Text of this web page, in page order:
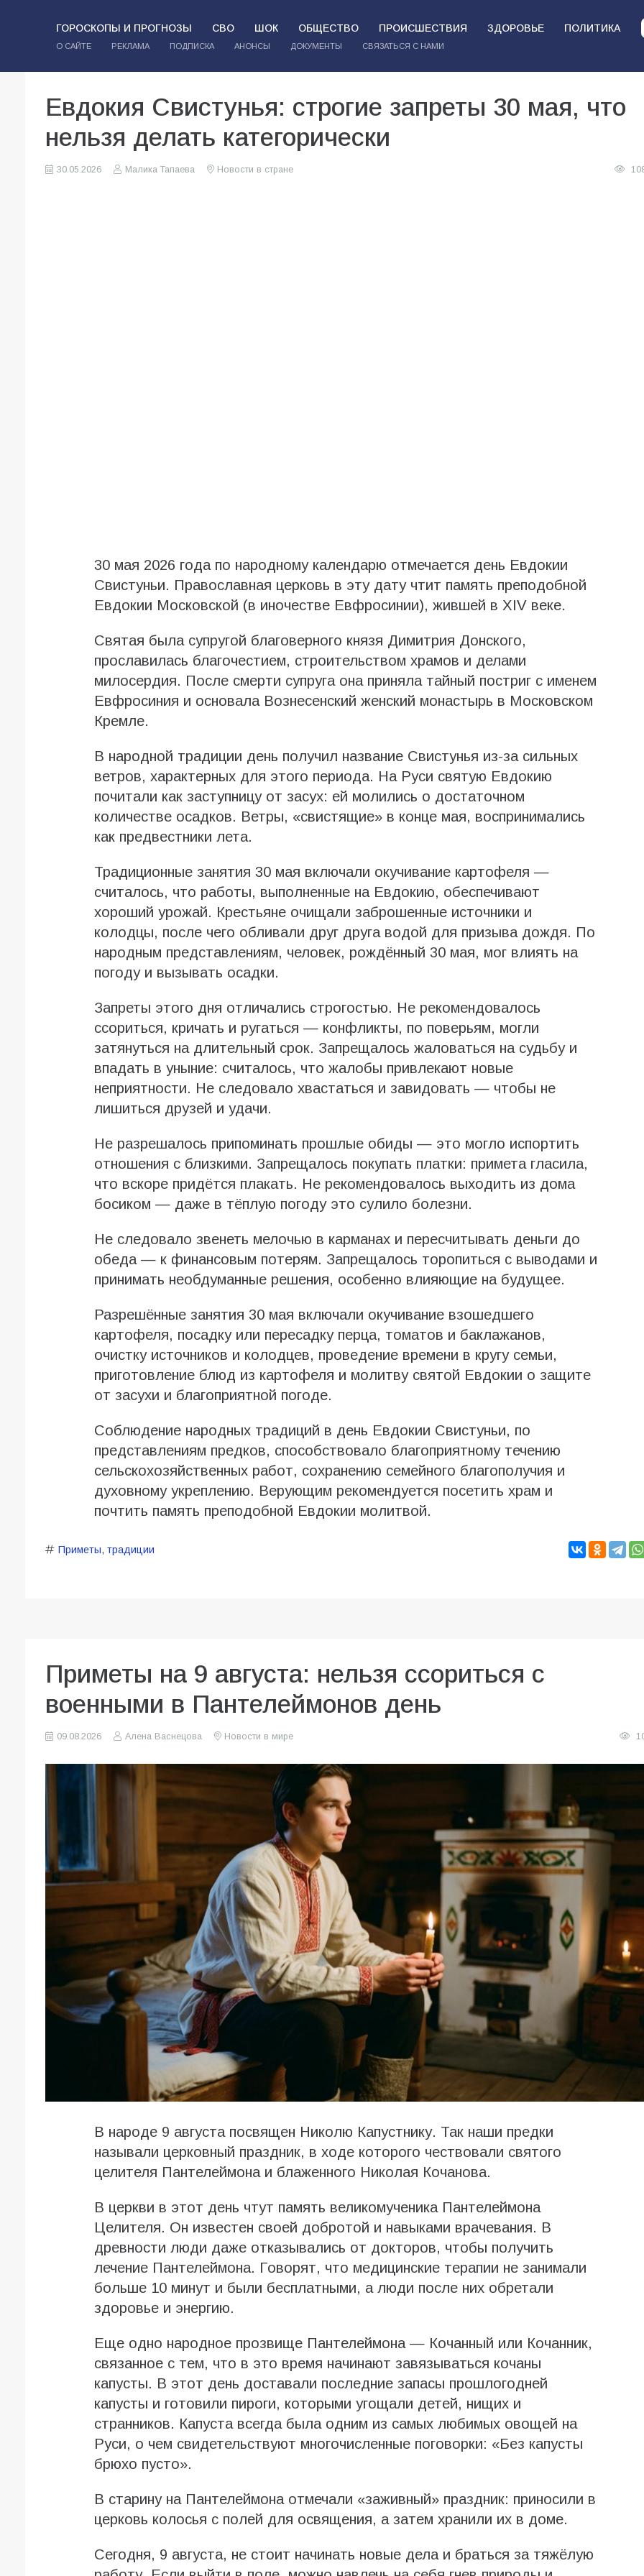
ГОРОСКОПЫ И ПРОГНОЗЫ СВО ШОК ОБЩЕСТВО ПРОИСШЕСТВИЯ ЗДОРОВЬЕ ПОЛИТИКА
О САЙТЕ РЕКЛАМА ПОДПИСКА АНОНСЫ ДОКУМЕНТЫ СВЯЗАТЬСЯ С НАМИ
Евдокия Свистунья: строгие запреты 30 мая, что
нельзя делать категорически
30.05.2026 Малика Тапаева Новости в стране
30 мая 2026 года по народному календарю отмечается день Евдокии
Свистуньи. Православная церковь в эту дату чтит память преподобной
Евдокии Московской (в иночестве Евфросинии), жившей в XIV веке.
Святая была супругой благоверного князя Димитрия Донского,
прославилась благочестием, строительством храмов и делами
милосердия. После смерти супруга она приняла тайный постриг с именем
Евфросиния и основала Вознесенский женский монастырь в Московском
Кремле.
В народной традиции день получил название Свистунья из-за сильных
ветров, характерных для этого периода. На Руси святую Евдокию
почитали как заступницу от засух: ей молились о достаточном
количестве осадков. Ветры, «свистящие» в конце мая, воспринимались
как предвестники лета.
Традиционные занятия 30 мая включали окучивание картофеля —
считалось, что работы, выполненные на Евдокию, обеспечивают
хороший урожай. Крестьяне очищали заброшенные источники и
колодцы, после чего обливали друг друга водой для призыва дождя. По
народным представлениям, человек, рождённый 30 мая, мог влиять на
погоду и вызывать осадки.
Запреты этого дня отличались строгостью. Не рекомендовалось
ссориться, кричать и ругаться — конфликты, по поверьям, могли
затянуться на длительный срок. Запрещалось жаловаться на судьбу и
впадать в уныние: считалось, что жалобы привлекают новые
неприятности. Не следовало хвастаться и завидовать — чтобы не
лишиться друзей и удачи.
Не разрешалось припоминать прошлые обиды — это могло испортить
отношения с близкими. Запрещалось покупать платки: примета гласила,
что вскоре придётся плакать. Не рекомендовалось выходить из дома
босиком — даже в тёплую погоду это сулило болезни.
Не следовало звенеть мелочью в карманах и пересчитывать деньги до
обеда — к финансовым потерям. Запрещалось торопиться с выводами и
принимать необдуманные решения, особенно влияющие на будущее.
Разрешённые занятия 30 мая включали окучивание взошедшего
картофеля, посадку или пересадку перца, томатов и баклажанов,
очистку источников и колодцев, проведение времени в кругу семьи,
приготовление блюд из картофеля и молитву святой Евдокии о защите
от засухи и благоприятной погоде.
Соблюдение народных традиций в день Евдокии Свистуньи, по
представлениям предков, способствовало благоприятному течению
сельскохозяйственных работ, сохранению семейного благополучия и
духовному укреплению. Верующим рекомендуется посетить храм и
почтить память преподобной Евдокии молитвой.
Приметы, традиции
Приметы на 9 августа: нельзя ссориться с
военными в Пантелеймонов день
09.08.2026 Алена Васнецова Новости в мире
В народе 9 августа посвящен Николю Капустнику. Так наши предки
называли церковный праздник, в ходе которого чествовали святого
целителя Пантелеймона и блаженного Николая Кочанова.
В церкви в этот день чтут память великомученика Пантелеймона
Целителя. Он известен своей добротой и навыками врачевания. В
древности люди даже отказывались от докторов, чтобы получить
лечение Пантелеймона. Говорят, что медицинские терапии не занимали
больше 10 минут и были бесплатными, а люди после них обретали
здоровье и энергию.
Еще одно народное прозвище Пантелеймона — Кочанный или Кочанник,
связанное с тем, что в это время начинают завязываться кочаны
капусты. В этот день доставали последние запасы прошлогодней
капусты и готовили пироги, которыми угощали детей, нищих и
странников. Капуста всегда была одним из самых любимых овощей на
Руси, о чем свидетельствуют многочисленные поговорки: «Без капусты
брюхо пусто».
В старину на Пантелеймона отмечали «заживный» праздник: приносили в
церковь колосья с полей для освящения, а затем хранили их в доме.
Сегодня, 9 августа, не стоит начинать новые дела и браться за тяжёлую